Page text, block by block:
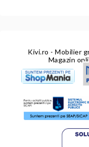
Kivi.ro - Mobilier
Magazin